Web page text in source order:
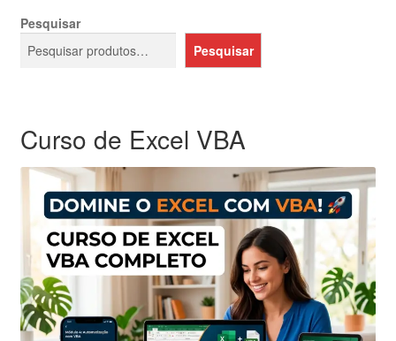
Pesquisar
Pesquisar
Curso de Excel VBA